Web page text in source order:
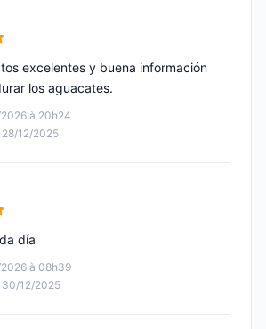
à 20h24
12/2025
excelentes y buena información
los aguacates.
à 08h39
30/12/2025
día